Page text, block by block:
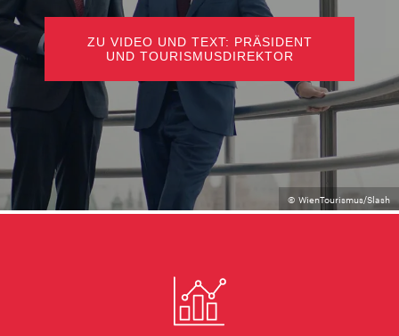
© WienTourismus/Slash
ZU VIDEO UND TEXT: PRÄSIDENT
UND TOURISMUSDIREKTOR